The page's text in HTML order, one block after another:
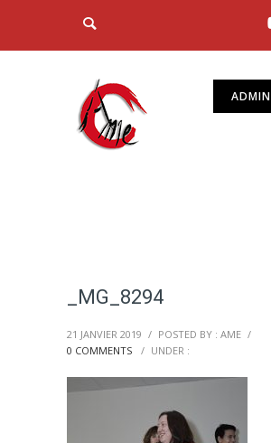
ADMIN
_MG_8294
21 JANVIER 2019 / POSTED BY : AME /
0 COMMENTS
/ UNDER :